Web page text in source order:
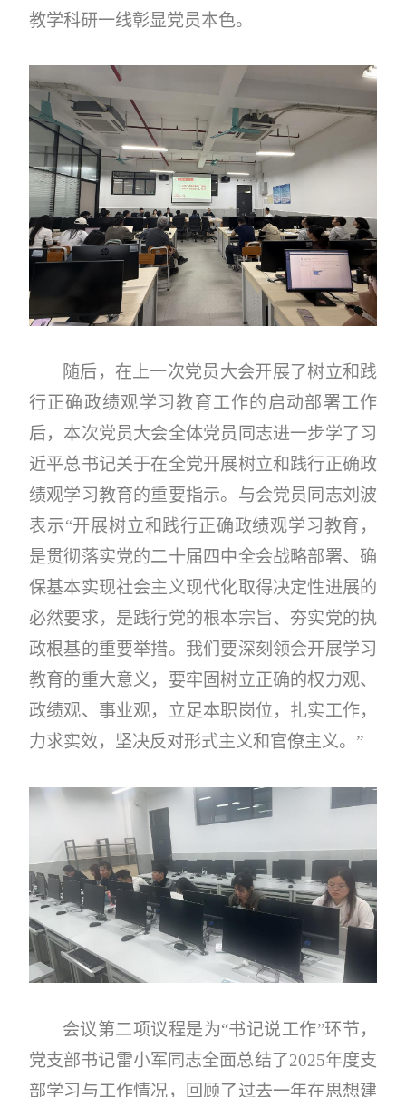
教学科研一线彰显党员本色。
随后， 在上一次党员大会开展了树立和践
行正确政绩观学习教育工作的启动部署工作
后，本次党员大会全体党员同志进一步学了习
近平总书记关于在全党开展树立和践行正确政
绩观学习教育的重要指示。 与会党员同志刘波
表示“开展树立和践行正确政绩观学习教育，
是贯彻落实党的二十届四中全会战略部署、确
保基本实现社会主义现代化取得决定性进展的
必然要求，是践行党的根本宗旨、夯实党的执
政根基的重要举措。 我们 要深刻领会开展学习
教育的重大意义，要牢固树立正确的权力观、
政绩观、事业观，立足本职岗位，扎实工作，
力求实效，坚决反对形式主义和官僚主义。 ”
会议第二项议程是为“书记说工作”环节，
党支部书记雷小军同志全面总结了2025年度支
部学习与工作情况，回顾了过去一年在思想建